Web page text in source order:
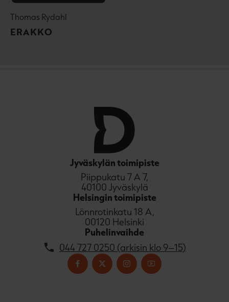
Thomas Rydahl
ERAKKO
Jyväskylän toimipiste
Piippukatu 7 A 7,
40100 Jyväskylä
Helsingin toimipiste
Lönnrotinkatu 18 A,
00120 Helsinki
Puhelinvaihde
044 727 0250 (arkisin klo 9–15)